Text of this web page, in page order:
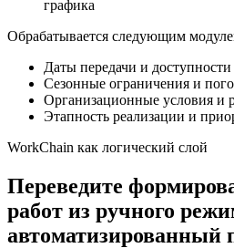
графика
Обрабатывается следующим
Даты передачи и
Сезонные ограничения и
Организационные условия и
Этапность реализации и
WorkChain как логический слой
Переведите
работ из ручного
автоматизированный